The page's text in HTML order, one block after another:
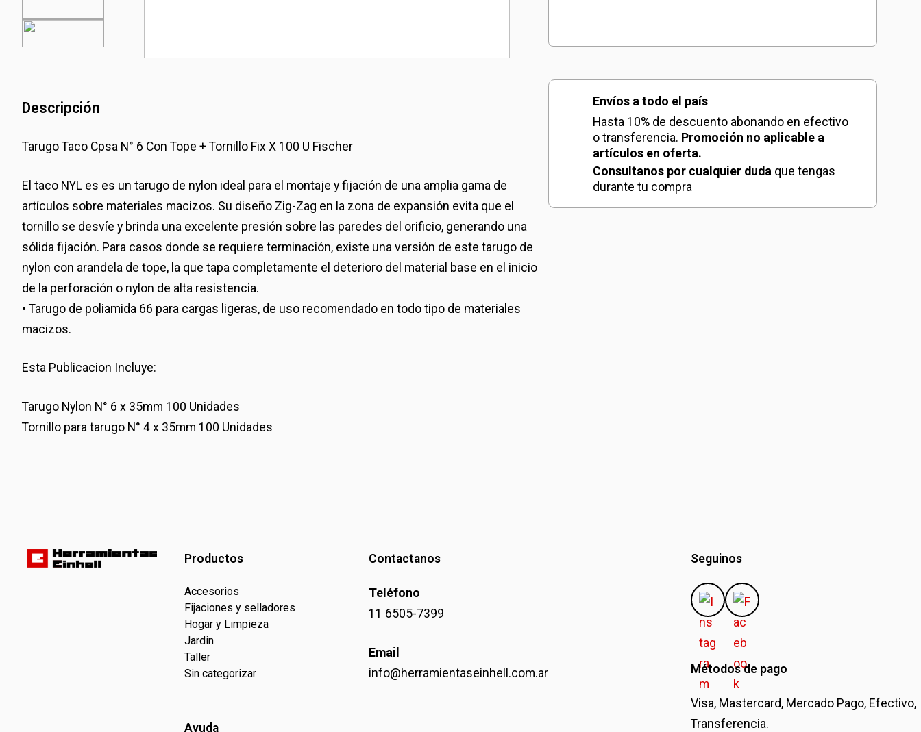
x
Unidades
cantidad
Descripción
Tarugo Taco Cpsa N° 6 Con Tope + Tornillo Fix X 100 U Fischer
El taco NYL es es un tarugo de nylon ideal para el montaje y fijación de una amplia gama de
artículos sobre materiales macizos. Su diseño Zig-Zag en la zona de expansión evita que el
tornillo se desvíe y brinda una excelente presión sobre las paredes del orificio, generando una
sólida fijación. Para casos donde se requiere terminación, existe una versión de este tarugo de
nylon con arandela de tope, la que tapa completamente el deterioro del material base en el inicio
de la perforación o nylon de alta resistencia.
• Tarugo de poliamida 66 para cargas ligeras, de uso recomendado en todo tipo de materiales
macizos.
Esta Publicacion Incluye:
Tarugo Nylon N° 6 x 35mm 100 Unidades
Tornillo para tarugo N° 4 x 35mm 100 Unidades
Envíos a todo el país
Hasta 10% de descuento abonando en efectivo
o transferencia. Promoción no aplicable a
artículos en oferta.
Consultanos por cualquier duda que tengas
durante tu compra
Productos
Accesorios
Fijaciones y selladores
Hogar y Limpieza
Jardin
Taller
Sin categorizar
Ayuda
Contactanos
Teléfono
11 6505-7399
Email
info@herramientaseinhell.com.ar
Seguinos
Métodos de pago
Visa, Mastercard, Mercado Pago, Efectivo,
Transferencia.